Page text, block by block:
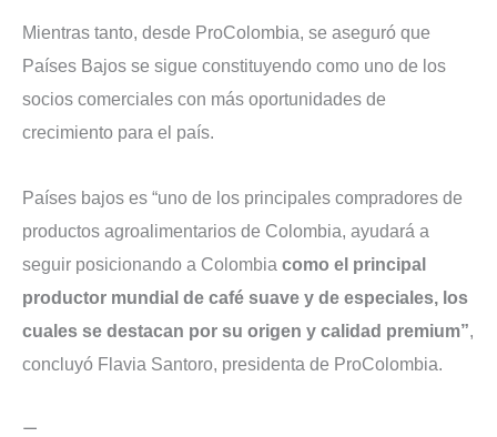
Mientras tanto, desde ProColombia, se aseguró que
Países Bajos se sigue constituyendo como uno de los
socios comerciales con más oportunidades de
crecimiento para el país.
Países bajos es “uno de los principales compradores de
productos agroalimentarios de Colombia, ayudará a
seguir posicionando a Colombia como el principal
productor mundial de café suave y de especiales, los
cuales se destacan por su origen y calidad premium”,
concluyó Flavia Santoro, presidenta de ProColombia.
—